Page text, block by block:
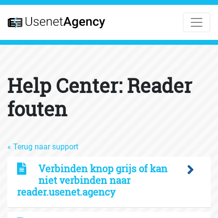
Help Center: Reader
fouten
« Terug naar support
Verbinden knop grijs of kan
niet verbinden naar
reader.usenet.agency